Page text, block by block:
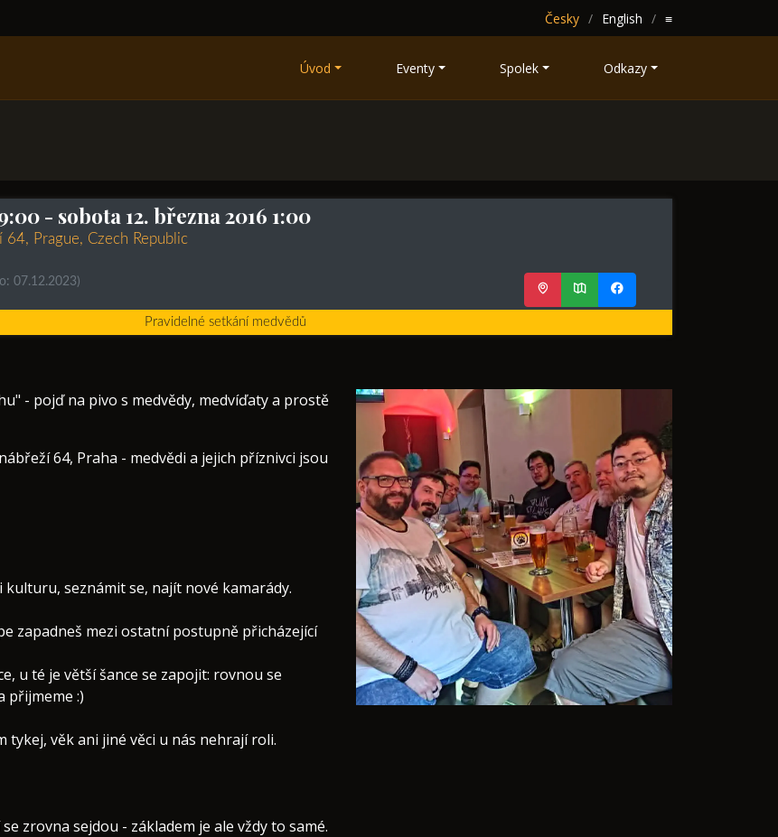
Česky English ≡
Úvod Eventy Spolek Odkazy
Pravidelné setkání medvědů
- sobota 12. března 2016 1:00
64, Prague, Czech Republic
07.12.2023)
- pojď na pivo s medvědy, medvíďaty a prostě
64, Praha - medvědi a jejich příznivci jsou
seznámit se, najít nové kamarády.
zapadneš mezi ostatní postupně přicházející
u té je větší šance se zapojit: rovnou se
přijmeme :)
věk ani jiné věci u nás nehrají roli.
zrovna sejdou - základem je ale vždy to samé.